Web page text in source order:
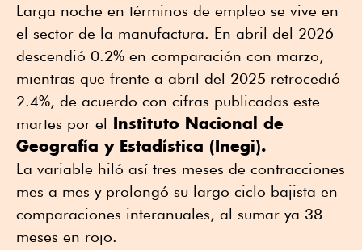
Larga noche en términos de empleo se vive en
el sector de la manufactura. En abril del 2026
descendió 0.2% en comparación con marzo,
mientras que frente a abril del 2025 retrocedió
2.4%, de acuerdo con cifras publicadas este
martes por el Instituto Nacional de
Geografía y Estadística (Inegi).
La variable hiló así tres meses de contracciones
mes a mes y prolongó su largo ciclo bajista en
comparaciones interanuales, al sumar ya 38
meses en rojo.